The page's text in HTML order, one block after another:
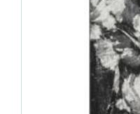
Essais &